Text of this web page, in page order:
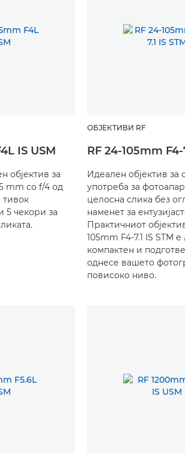
IS USM
објектив за
mm со f/4 од
тивок
5 чекори за
ОБЈЕКТИВИ RF
RF 24-105mm F4-
Идеален објектив за
употреба за
целосна слика без
наменет за
Практичниот
105mm F4-7.1 IS STM
компактен и
однесе вашето
повисоко ниво.